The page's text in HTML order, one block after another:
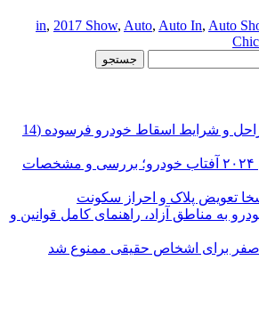
, 2017 Show, Auto, Auto In, Auto
راهنمای کامل مراحل و شرایط اسقاط خودرو فرسوده (14
مزدا CX-30 مدل ۲۰۲۴ آفتاب خودرو؛ بررسی و مشخصات
تعویض پلاک و احراز سکونت
به مناطق آزاد، راهنمای کامل قوانین و
برای اشخاص حقیقی ممنوع شد